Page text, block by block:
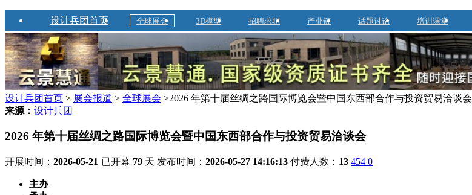
设计兵团首页 全球展会 3D模型 招聘求职 产业链 话题讨论 培训课堂
设计兵团首页 > 展会报道 > 全球展会 >2026 年第十届丝绸之路国际博览会暨中国东西部合作与投资贸易洽谈会
来源： 设计兵团
2026 年第十届丝绸之路国际博览会暨中国东西部合作与投资贸易洽谈会
开展时间： 2026-05-21 已开幕 79 天 发布时间： 2026-05-27 14:16:13 付费人数： 13 454 0
主办